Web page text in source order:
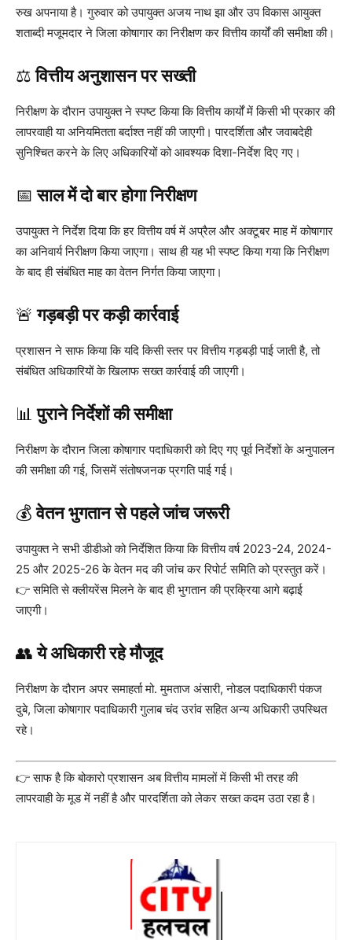
रुख अपनाया है। गुरुवार को उपायुक्तअजय नाथ झाऔर उप विकास आयुक्त
शताब्दी मजूमदारने जिला कोषागार का निरीक्षण कर वित्तीय कार्यों की समीक्षा की।
⚖️वित्तीय अनुशासन पर सख्ती
निरीक्षण के दौरान उपायुक्त ने स्पष्ट किया कि वित्तीय कार्यों में किसी भी प्रकार की
लापरवाही या अनियमितता बर्दाश्त नहीं की जाएगी। पारदर्शिता और जवाबदेही
सुनिश्चित करने के लिए अधिकारियों को आवश्यक दिशा-निर्देश दिए गए।
📅साल में दो बार होगा निरीक्षण
उपायुक्त ने निर्देश दिया कि हर वित्तीय वर्ष में अप्रैल और अक्टूबर माह में कोषागार
का अनिवार्य निरीक्षण किया जाएगा। साथ ही यह भी स्पष्ट किया गया कि निरीक्षण
के बाद ही संबंधित माह का वेतन निर्गत किया जाएगा।
🚨गड़बड़ी पर कड़ी कार्रवाई
प्रशासन ने साफ किया कि यदि किसी स्तर पर वित्तीय गड़बड़ी पाई जाती है, तो
संबंधित अधिकारियों के खिलाफ सख्त कार्रवाई की जाएगी।
📊पुराने निर्देशों की समीक्षा
निरीक्षण के दौरान जिला कोषागार पदाधिकारी को दिए गए पूर्व निर्देशों के अनुपालन
की समीक्षा की गई, जिसमें संतोषजनक प्रगति पाई गई।
💰वेतन भुगतान से पहले जांच जरूरी
उपायुक्त ने सभी डीडीओ को निर्देशित किया कि वित्तीय वर्ष 2023-24, 2024-
25 और 2025-26 के वेतन मद की जांच कर रिपोर्ट समिति को प्रस्तुत करें।
👉 समिति से क्लीयरेंस मिलने के बाद ही भुगतान की प्रक्रिया आगे बढ़ाई
जाएगी।
👥ये अधिकारी रहे मौजूद
निरीक्षण के दौरान अपर समाहर्ता मो. मुमताज अंसारी, नोडल पदाधिकारी पंकज
दुबे, जिला कोषागार पदाधिकारी गुलाब चंद उरांव सहित अन्य अधिकारी उपस्थित
रहे।
👉 साफ है कि बोकारो प्रशासन अब वित्तीय मामलों में किसी भी तरह की
लापरवाही के मूड में नहीं है और पारदर्शिता को लेकर सख्त कदम उठा रहा है।